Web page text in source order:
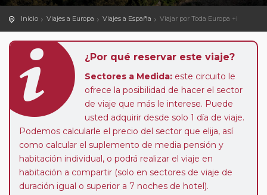
Inicio Viajes a Europa Viajes a España Viajar por Toda Europa +i
¿Por qué reservar este viaje?
Sectores a Medida: este circuito le
ofrece la posibilidad de hacer el sector
de viaje que más le interese. Puede
usted adquirir desde solo 1 día de viaje.
Podemos calcularle el precio del sector que elija, así
como calcular el suplemento de media pensión y
habitación individual, o podrá realizar el viaje en
habitación a compartir (solo en sectores de viaje de
duración igual o superior a 7 noches de hotel).